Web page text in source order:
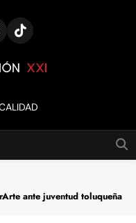
XXI
ante juventud toluqueña